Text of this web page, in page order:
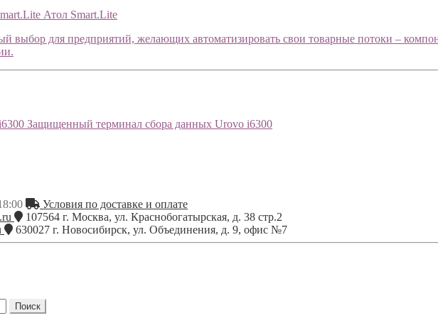
Атол Smart.Lite
выбор для предприятий, желающих автоматизировать свои товарные потоки –
Защищенный терминал сбора данных Urovo i6300
Условия по доставке и оплате
107564 г. Москва, ул. Краснобогатырская, д. 38 стр.2
630027 г. Новосибирск, ул. Объединения, д. 9, офис №7
Поиск